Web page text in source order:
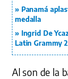
Panamá
medalla
Ingrid De
Latin Grammy
Al son de la